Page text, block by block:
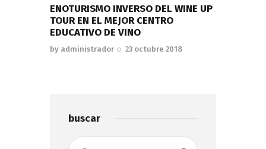
ENOTURISMO INVERSO DEL WINE UP
TOUR EN EL MEJOR CENTRO
EDUCATIVO DE VINO
by administrador 23 octubre 2018
buscar
Buscar: